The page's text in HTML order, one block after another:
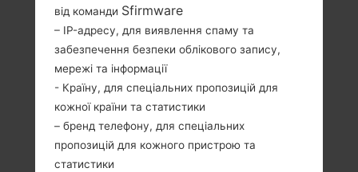
102 грам (3.60
унції)
від команди Sfirmware
– IP-адресу, для виявлення спаму та
забезпечення безпеки облікового запису,
мережі та інформації
- Країну, для спеціальних пропозицій для
кожної країни та статистики
– бренд телефону, для спеціальних
пропозицій для кожного пристрою та
статистики